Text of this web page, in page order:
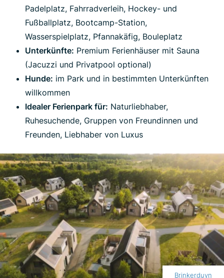
Padelplatz, Fahrradverleih, Hockey- und
Fußballplatz, Bootcamp-Station,
Wasserspielplatz, Pfannakäfig, Bouleplatz
Unterkünfte: Premium Ferienhäuser mit Sauna
(Jacuzzi und Privatpool optional)
Hunde: im Park und in bestimmten Unterkünften
willkommen
Idealer Ferienpark für: Naturliebhaber,
Ruhesuchende, Gruppen von Freundinnen und
Freunden, Liebhaber von Luxus
Brinkerduyn